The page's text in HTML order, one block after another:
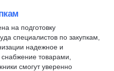
на подготовку
специалистов по закупкам,
надежное и
товарами,
смогут уверенно